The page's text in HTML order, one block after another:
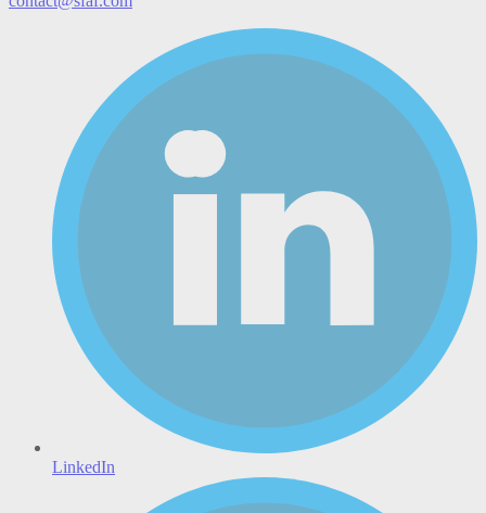
LinkedIn